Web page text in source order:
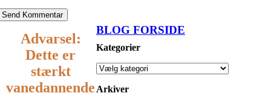
BLOG FORSIDE
Kategorier
Arkiver
Advarsel:
Dette er
stærkt
vanedannende